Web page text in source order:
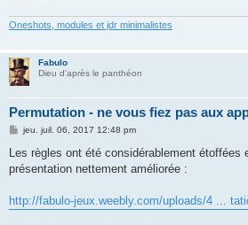
Oneshots, modules et jdr minimalistes
Fabulo
Dieu d'après le panthéon
Permutation - ne vous fiez pas aux
M
s
a
jeu. juil. 06, 2017 12:48 pm
Les règles ont été considérablement étoffées
présentation nettement améliorée :
http://fabulo-jeux.weebly.com/uploads/4 ...